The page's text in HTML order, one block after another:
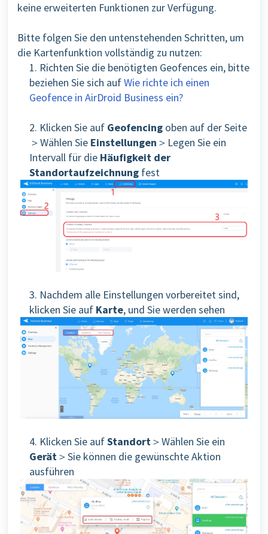
keine erweiterten Funktionen zur Verfügung.
Bitte folgen Sie den untenstehenden Schritten, um
die Kartenfunktion vollständig zu nutzen:
1. Richten Sie die benötigten Geofences ein, bitte
beziehen Sie sich aufWie richte ich einen
Geofence in AirDroid Business ein?
2. Klicken Sie auf Geofencing oben auf der Seite
＞Wählen Sie Einstellungen ＞Legen Sie ein
Intervall für die Häufigkeit der
Standortaufzeichnung fest
3. Nachdem alle Einstellungen vorbereitet sind,
klicken Sie auf Karte, und Sie werden sehen
4. Klicken Sie aufStandort＞Wählen Sie ein
Gerät＞Sie können die gewünschte Aktion
ausführen